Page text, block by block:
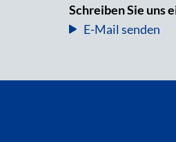
Schreiben Sie uns
E-Mail senden